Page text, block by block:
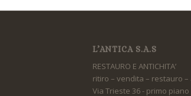
L’ANTICA S.A.S
RESTAURO E ANTICHITA’
ritiro – vendita – restauro
Via Trieste 36 - primo